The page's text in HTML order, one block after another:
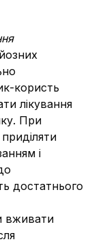
користь
лікування
При
і
достатнього
вживати